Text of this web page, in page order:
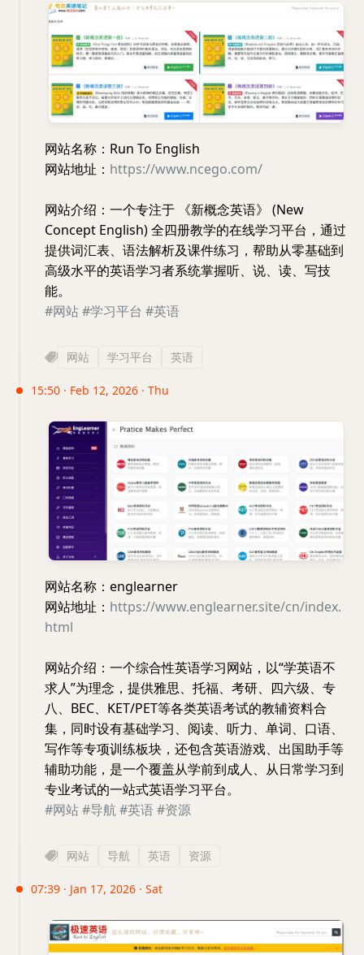
网站名称：Run To English
网站地址： https://www.ncego.com/
网站介绍：一个专注于 《新概念英语》 (New
Concept English) 全四册教学的在线学习平台，通过
提供词汇表、语法解析及课件练习，帮助从零基础到
高级水平的英语学习者系统掌握听、说、读、写技
能。
#网站#学习平台 #英语
网站 学习平台 英语
15:50 · Feb 12, 2026 · Thu
网站名称：englearner
网站地址： https://www.englearner.site/cn/index.
html
网站介绍：一个综合性英语学习网站，以“学英语不
求人”为理念，提供雅思、托福、考研、四六级、专
八、BEC、KET/PET等各类英语考试的教辅资料合
集，同时设有基础学习、阅读、听力、单词、口语、
写作等专项训练板块，还包含英语游戏、出国助手等
辅助功能，是一个覆盖从学前到成人、从日常学习到
专业考试的一站式英语学习平台。
#网站#导航#英语#资源
网站 导航 英语 资源
07:39 · Jan 17, 2026 · Sat